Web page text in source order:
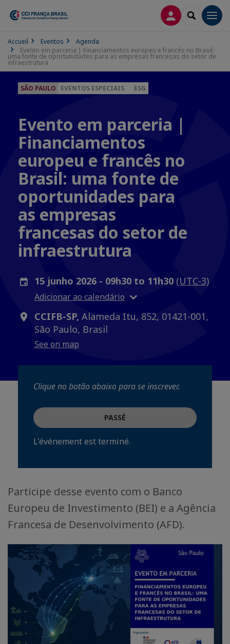
CONEXÃOSEARCH
Accueil Eventos
Agenda
Evento em parceria | Financiamentos europeu e francês no Brasil:
uma fonte de oportunidades para as empresas francesas do setor de
infraestrutura
SÃO PAULO EVENTOS ESPECIAIS ESG
Evento em parceria |
Financiamentos
europeu e francês no
Brasil: uma fonte de
oportunidades para
as empresas
francesas do setor de
infraestrutura
15 junho 2026 - 09h30 to 11h30 (UTC-3)
Adicionar ao calendário
CCIFB-SP, Alameda Itu, 852, 01421-001,
São Paulo, Brasil
See on map
Clique no botão abaixo para se inscrever.
PASSÉ
L'événement est terminé.
Participe desse evento com o Banco
Europeu de Investimento (BEI) e a Agência
Francesa de Desenvolvimento (AFD).